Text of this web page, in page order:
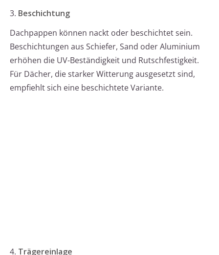
3. Beschichtung
Dachpappen können nackt oder beschichtet sein.
Beschichtungen aus Schiefer, Sand oder Aluminium
erhöhen die UV-Beständigkeit und Rutschfestigkeit.
Für Dächer, die starker Witterung ausgesetzt sind,
empfiehlt sich eine beschichtete Variante.
4. Trägereinlage